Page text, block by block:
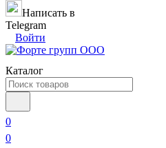
Написать в
Telegram
Войти
Каталог
0
0